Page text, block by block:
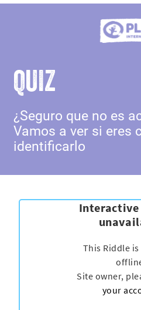
QUIZ
¿Seguro que no es
Vamos a ver si eres
identificarlo